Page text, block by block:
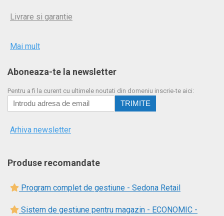
Livrare si garantie
Mai mult
Aboneaza-te la newsletter
Pentru a fi la curent cu ultimele noutati din domeniu inscrie-te aici:
Arhiva newsletter
Produse recomandate
Program complet de gestiune - Sedona Retail
Sistem de gestiune pentru magazin - ECONOMIC -